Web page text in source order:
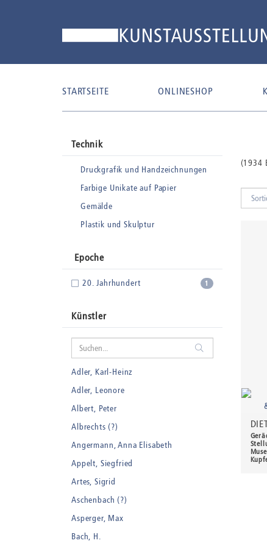
STARTSEITE ONLINESHOP
(1934
Technik
Druckgrafik und Handzeichnungen
Farbige Unikate auf Papier
Gemälde
Plastik und Skulptur
Epoche
1
20. Jahrhundert
Künstler
Adler, Karl-Heinz
Adler, Leonore
Albert, Peter
Albrechts (?)
Angermann, Anna Elisabeth
Appelt, Siegfried
Artes, Sigrid
Aschenbach (?)
Asperger, Max
Bach, H.